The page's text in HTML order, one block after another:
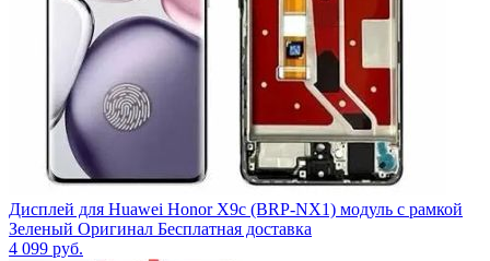
Дисплей для Huawei Honor X9c (BRP-NX1) модуль с рамкой
Зеленый Оригинал Бесплатная доставка
4 099 руб.